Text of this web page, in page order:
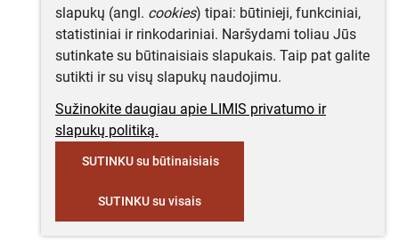
slapukų (angl. cookies) tipai: būtinieji, funkciniai,
statistiniai ir rinkodariniai. Naršydami toliau Jūs
sutinkate su būtinaisiais slapukais. Taip pat galite
sutikti ir su visų slapukų naudojimu.
Sužinokite daugiau apie LIMIS privatumo ir
slapukų politiką.
SUTINKU su būtinaisiais
SUTINKU su visais